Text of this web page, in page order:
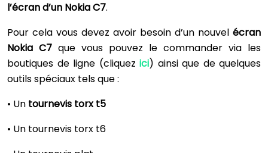
l’écran d’un Nokia C7.
Pour cela vous devez avoir besoin d’un nouvel écran
Nokia C7 que vous pouvez le commander via les
boutiques de ligne (cliquez ici) ainsi que de quelques
outils spéciaux tels que :
• Un tournevis torx t5
• Un tournevis torx t6